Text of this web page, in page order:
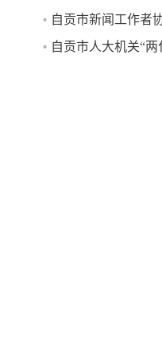
自贡市新闻工作者
自贡市人大机关“